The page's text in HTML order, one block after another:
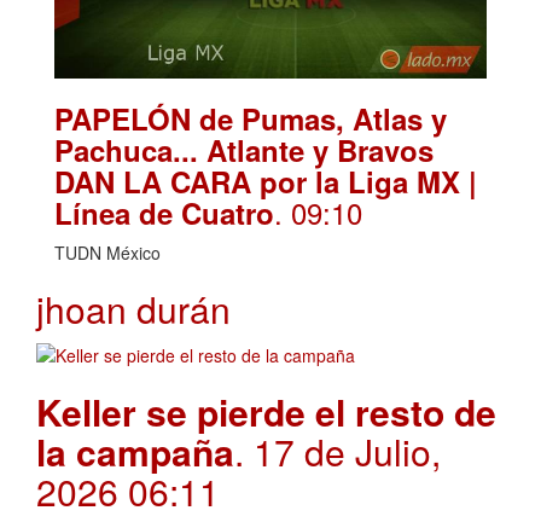
PAPELÓN de Pumas, Atlas y
Pachuca... Atlante y Bravos
DAN LA CARA por la Liga MX |
Línea de Cuatro. 09:10
TUDN México
jhoan durán
Keller se pierde el resto de
la campaña. 17 de Julio,
2026 06:11